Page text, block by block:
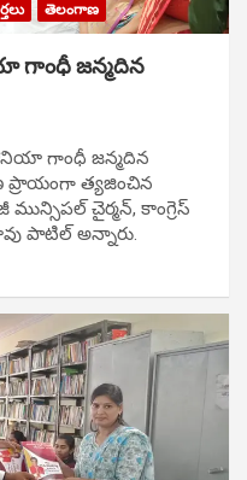
తెలంగాణ
గాంధీ జ‌న్మ‌దిన
గాంధీ జ‌న్మ‌దిన
ప్రాయంగా త్య‌జించిన
చైర్మ‌న్, కాంగ్రెస్
పాటిల్ అన్నారు.